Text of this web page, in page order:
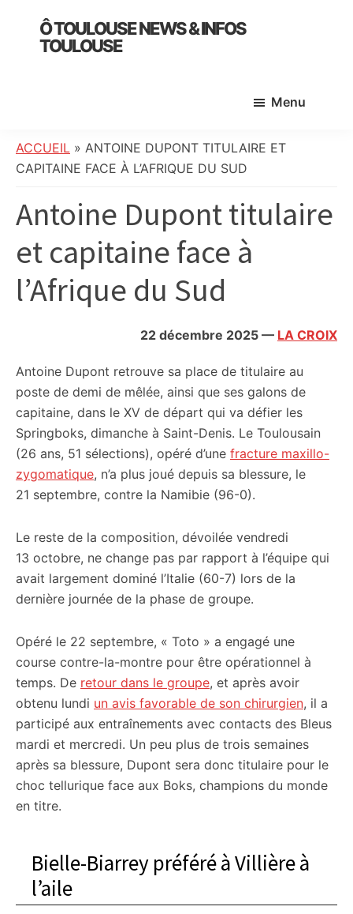
primary
Ô TOULOUSE NEWS & INFOS
TOULOUSE
:
info
société,
culture,
politique,
faits
citoyennes
Menu
ACCUEIL » ANTOINE DUPONT TITULAIRE ET
CAPITAINE FACE À L’AFRIQUE DU SUD
Antoine Dupont titulaire
et capitaine face à
l’Afrique du Sud
22 décembre 2025 — LA CROIX
Antoine Dupont retrouve sa place de titulaire au
poste de demi de mêlée, ainsi que ses galons de
capitaine, dans le XV de départ qui va défier les
Springboks, dimanche à Saint-Denis. Le Toulousain
(26 ans, 51 sélections), opéré d’une fracture maxillo-
zygomatique, n’a plus joué depuis sa blessure, le
21 septembre, contre la Namibie (96-0).
Le reste de la composition, dévoilée vendredi
13 octobre, ne change pas par rapport à l’équipe qui
avait largement dominé l’Italie (60-7) lors de la
dernière journée de la phase de groupe.
Opéré le 22 septembre, « Toto » a engagé une
course contre-la-montre pour être opérationnel à
temps. De retour dans le groupe, et après avoir
obtenu lundi un avis favorable de son chirurgien, il a
participé aux entraînements avec contacts des Bleus
mardi et mercredi. Un peu plus de trois semaines
après sa blessure, Dupont sera donc titulaire pour le
choc tellurique face aux Boks, champions du monde
en titre.
Bielle-Biarrey préféré à Villière à
l’aile